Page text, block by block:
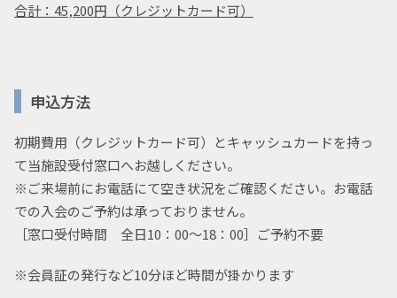
合計：45,200円（クレジットカード可）
申込方法
初期費用（クレジットカード可）とキャッシュカードを持っ
て当施設受付窓口へお越しください。
※ご来場前にお電話にて空き状況をご確認ください。お電話
での入会のご予約は承っておりません。
［窓口受付時間 全日10：00～18：00］ご予約不要
※会員証の発行など10分ほど時間が掛かります